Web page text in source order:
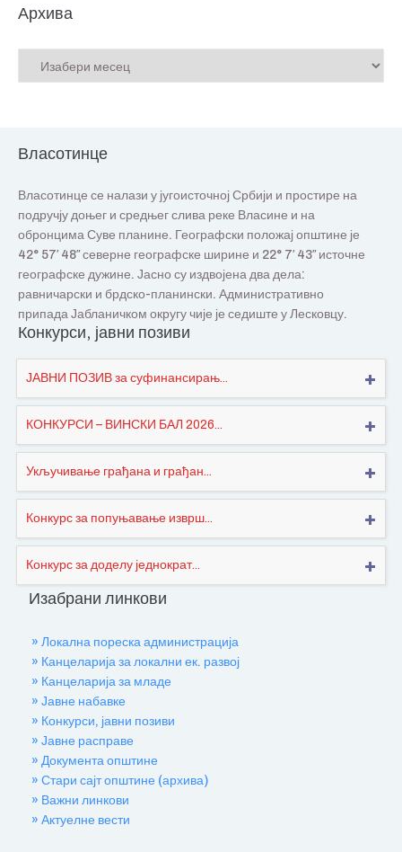
Архива
Власотинце
Власотинце се налази у југоисточној Србији и простире на
подручју доњег и средњег слива реке Власине и на
обронцима Суве планине. Географски положај општине је
42° 57′ 48″ северне географске ширине и 22° 7′ 43″ источне
географске дужине. Јасно су издвојена два дела:
равничарски и брдско-планински. Административно
припада Јабланичком округу чије је седиште у Лесковцу.
Конкурси, јавни позиви
ЈАВНИ ПОЗИВ за суфинансирањ...
КОНКУРСИ – ВИНСКИ БАЛ 2026...
Укључивање грађана и грађан...
Конкурс за попуњавање изврш...
Конкурс за доделу једнократ...
Изабрани линкови
» Локална пореска администрација
» Канцеларија за локални ек. развој
» Канцеларија за младе
» Јавне набавке
» Конкурси, јавни позиви
» Јавне расправе
» Документа општине
» Стари сајт општине (архива)
» Важни линкови
» Актуелне вести